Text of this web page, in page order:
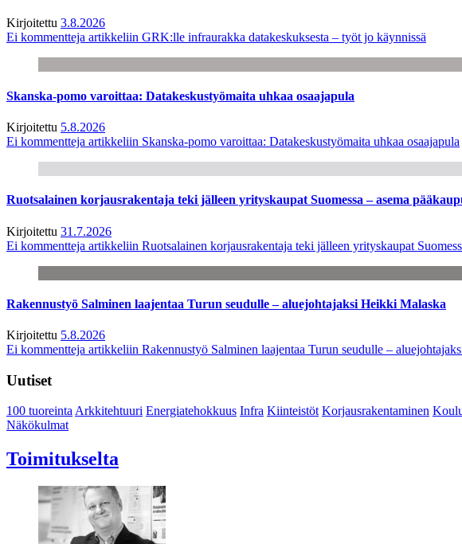
Kirjoitettu 3.8.2026
Ei kommentteja artikkeliin GRK:lle infraurakka datakeskuksesta – työt jo käynnissä
Skanska-pomo varoittaa: Datakeskustyömaita uhkaa osaajapula
Kirjoitettu 5.8.2026
Ei kommentteja artikkeliin Skanska-pomo varoittaa: Datakeskustyömaita uhkaa osaajapula
Ruotsalainen korjausrakentaja teki jälleen yrityskaupat Suomessa – asema
Kirjoitettu 31.7.2026
Ei kommentteja artikkeliin Ruotsalainen korjausrakentaja teki jälleen yrityskaupat
Rakennustyö Salminen laajentaa Turun seudulle – aluejohtajaksi Heikki Malaska
Kirjoitettu 5.8.2026
Ei kommentteja artikkeliin Rakennustyö Salminen laajentaa Turun seudulle –
Uutiset
100 tuoreintaArkkitehtuuri Energiatehokkuus Infra Kiinteistöt Korjausrakentaminen
Näkökulmat
Toimitukselta